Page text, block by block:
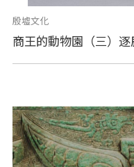
殷墟文化
商王的動物園（三）